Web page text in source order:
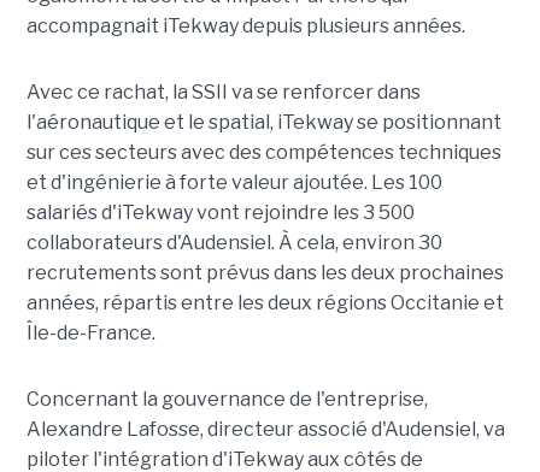
accompagnait iTekway depuis plusieurs années.
Avec ce rachat, la SSII va se renforcer dans
l'aéronautique et le spatial, iTekway se positionnant
sur ces secteurs avec des compétences techniques
et d'ingénierie à forte valeur ajoutée. Les 100
salariés d'iTekway vont rejoindre les 3 500
collaborateurs d'Audensiel. À cela, environ 30
recrutements sont prévus dans les deux prochaines
années, répartis entre les deux régions Occitanie et
Île-de-France.
Concernant la gouvernance de l'entreprise,
Alexandre Lafosse, directeur associé d'Audensiel, va
piloter l'intégration d'iTekway aux côtés de